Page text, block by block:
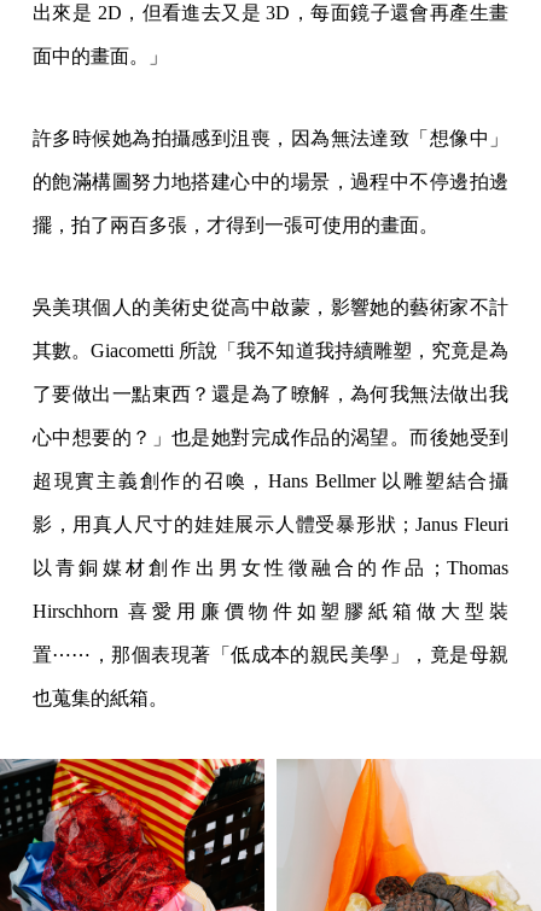
出來是 2D，但看進去又是 3D，每面鏡子還會再產生畫
面中的畫面。」
許多時候她為拍攝感到沮喪，因為無法達致「想像中」
的飽滿構圖努力地搭建心中的場景，過程中不停邊拍邊
擺，拍了兩百多張，才得到一張可使用的畫面。
吳美琪個人的美術史從高中啟蒙，影響她的藝術家不計
其數。Giacometti 所說「我不知道我持續雕塑，究竟是為
了要做出一點東西？還是為了暸解，為何我無法做出我
心中想要的？」也是她對完成作品的渴望。而後她受到
超現實主義創作的召喚，Hans Bellmer 以雕塑結合攝
影，用真人尺寸的娃娃展示人體受暴形狀；Janus Fleuri
以青銅媒材創作出男女性徵融合的作品；Thomas
Hirschhorn 喜愛用廉價物件如塑膠紙箱做大型裝
置⋯⋯，那個表現著「低成本的親民美學」，竟是母親
也蒐集的紙箱。